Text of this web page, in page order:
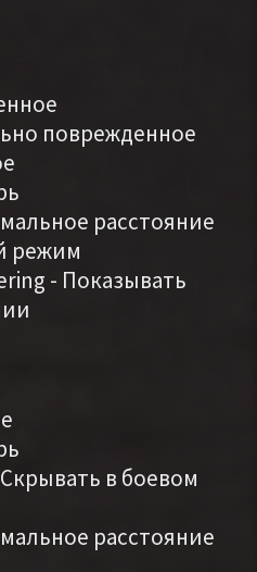
поврежденное
расстояние
режим
- Показывать
в боевом
расстояние